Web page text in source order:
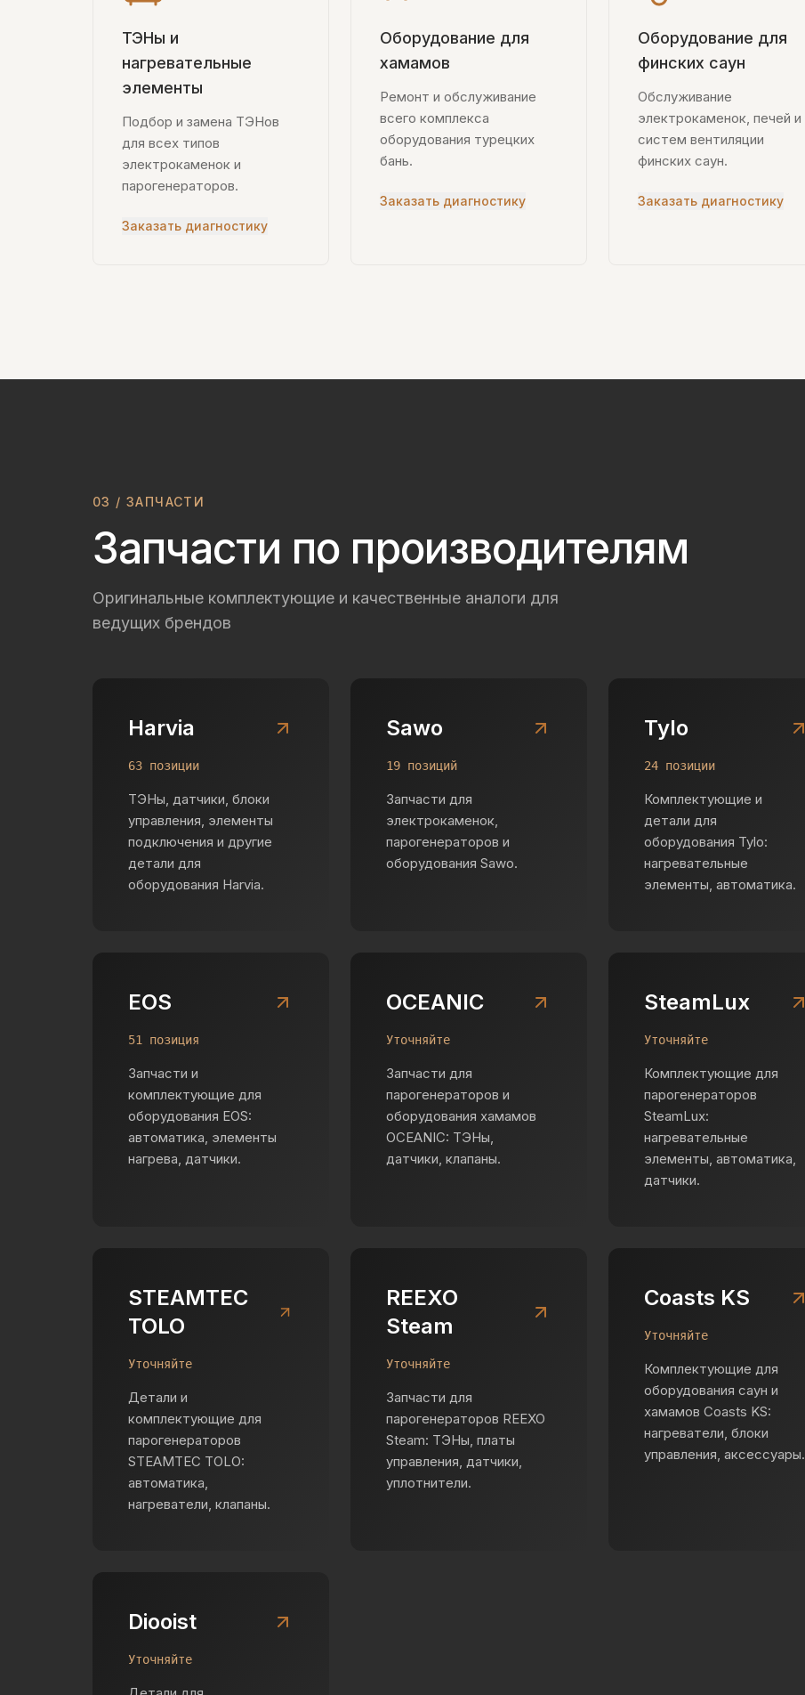
ТЭНы и
нагревательные
элементы
Подбор и замена ТЭНов
для всех типов
электрокаменок и
парогенераторов.
Заказать диагностику
Оборудование для
хамамов
Ремонт и обслуживание
всего комплекса
оборудования турецких
бань.
Заказать диагностику
Оборудование для
финских саун
Обслуживание
электрокаменок, печей и
систем вентиляции
финских саун.
Заказать диагностику
03 / ЗАПЧАСТИ
Запчасти по производителям
Оригинальные комплектующие и качественные аналоги для
ведущих брендов
Harvia
63 позиции
ТЭНы, датчики, блоки
управления, элементы
подключения и другие
детали для
оборудования Harvia.
Sawo
19 позиций
Запчасти для
электрокаменок,
парогенераторов и
оборудования Sawo.
Tylo
24 позиции
Комплектующие и
детали для
оборудования Tylo:
нагревательные
элементы, автоматика.
EOS
51 позиция
Запчасти и
комплектующие для
оборудования EOS:
автоматика, элементы
нагрева, датчики.
OCEANIC
Уточняйте
Запчасти для
парогенераторов и
оборудования хамамов
OCEANIC: ТЭНы,
датчики, клапаны.
SteamLux
Уточняйте
Комплектующие для
парогенераторов
SteamLux:
нагревательные
элементы, автоматика,
датчики.
STEAMTEC
TOLO
Уточняйте
Детали и
комплектующие для
парогенераторов
STEAMTEC TOLO:
автоматика,
нагреватели, клапаны.
REEXO
Steam
Уточняйте
Запчасти для
парогенераторов REEXO
Steam: ТЭНы, платы
управления, датчики,
уплотнители.
Coasts KS
Уточняйте
Комплектующие для
оборудования саун и
хамамов Coasts KS:
нагреватели, блоки
управления, аксессуары.
Diooist
Уточняйте